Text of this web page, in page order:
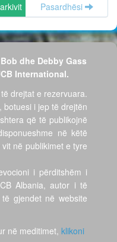
Pasardhësi
dhe Debby Gass
International.
drejtat e rezervuara.
botuesi i jep të drejtën
që të publikojnë
në këtë
në publikimet e tyre
i përditshëm i
Albania, autor i të
gjendet në website
në meditimet, klikoni